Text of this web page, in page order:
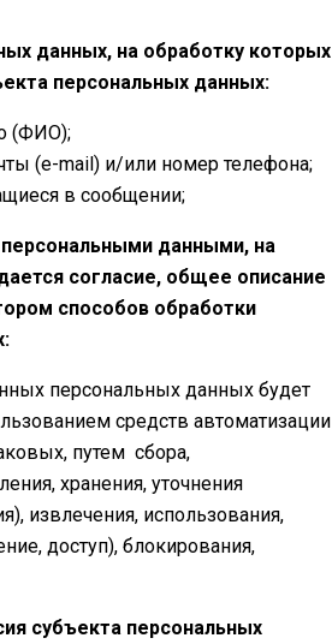
данных, на обработку которых
персональных данных:
(ФИО);
(e-mail) и/или номер телефона;
в сообщении;
данными, на
согласие, общее описание
способов обработки
персональных данных будет
средств автоматизации
путем сбора,
хранения, уточнения
извлечения, использования,
доступ), блокирования,
субъекта персональных